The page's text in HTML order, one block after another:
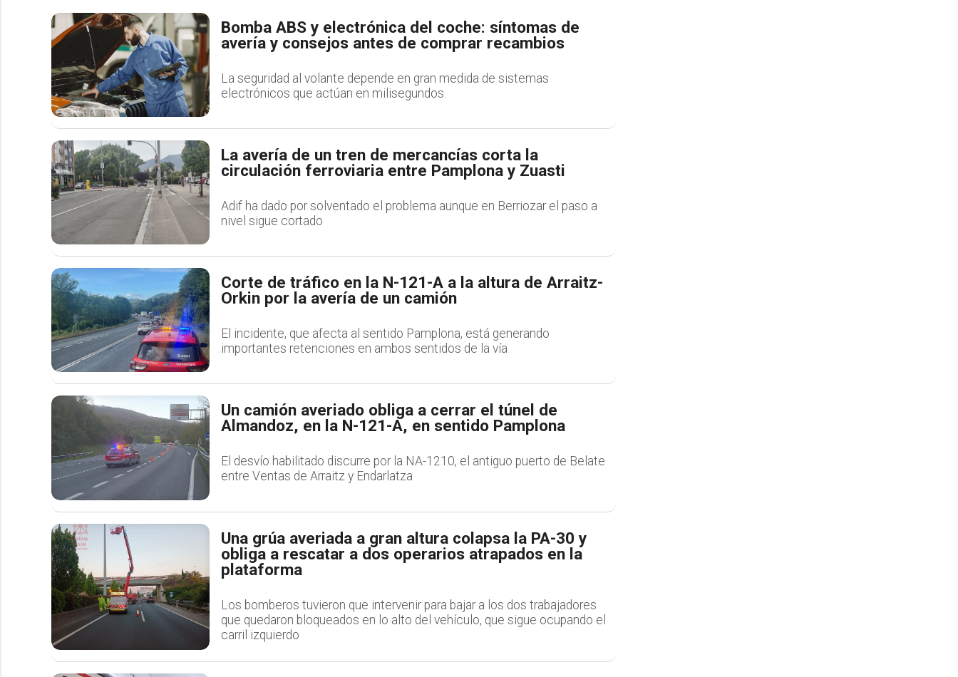
Bomba ABS y electrónica del coche: síntomas de
avería y consejos antes de comprar recambios
La seguridad al volante depende en gran medida de sistemas
electrónicos que actúan en milisegundos.
La avería de un tren de mercancías corta la
circulación ferroviaria entre Pamplona y Zuasti
Adif ha dado por solventado el problema aunque en Berriozar el paso a
nivel sigue cortado
Corte de tráfico en la N-121-A a la altura de Arraitz-
Orkin por la avería de un camión
El incidente, que afecta al sentido Pamplona, está generando
importantes retenciones en ambos sentidos de la vía
Un camión averiado obliga a cerrar el túnel de
Almandoz, en la N-121-A, en sentido Pamplona
El desvío habilitado discurre por la NA-1210, el antiguo puerto de Belate
entre Ventas de Arraitz y Endarlatza
Una grúa averiada a gran altura colapsa la PA-30 y
obliga a rescatar a dos operarios atrapados en la
plataforma
Los bomberos tuvieron que intervenir para bajar a los dos trabajadores
que quedaron bloqueados en lo alto del vehículo, que sigue ocupando el
carril izquierdo